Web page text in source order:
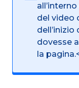
del video
dell’inizio
dovesse
la